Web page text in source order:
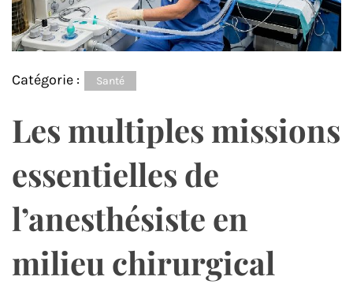
Catégorie : Santé
Les multiples missions
essentielles de
l’anesthésiste en
milieu chirurgical